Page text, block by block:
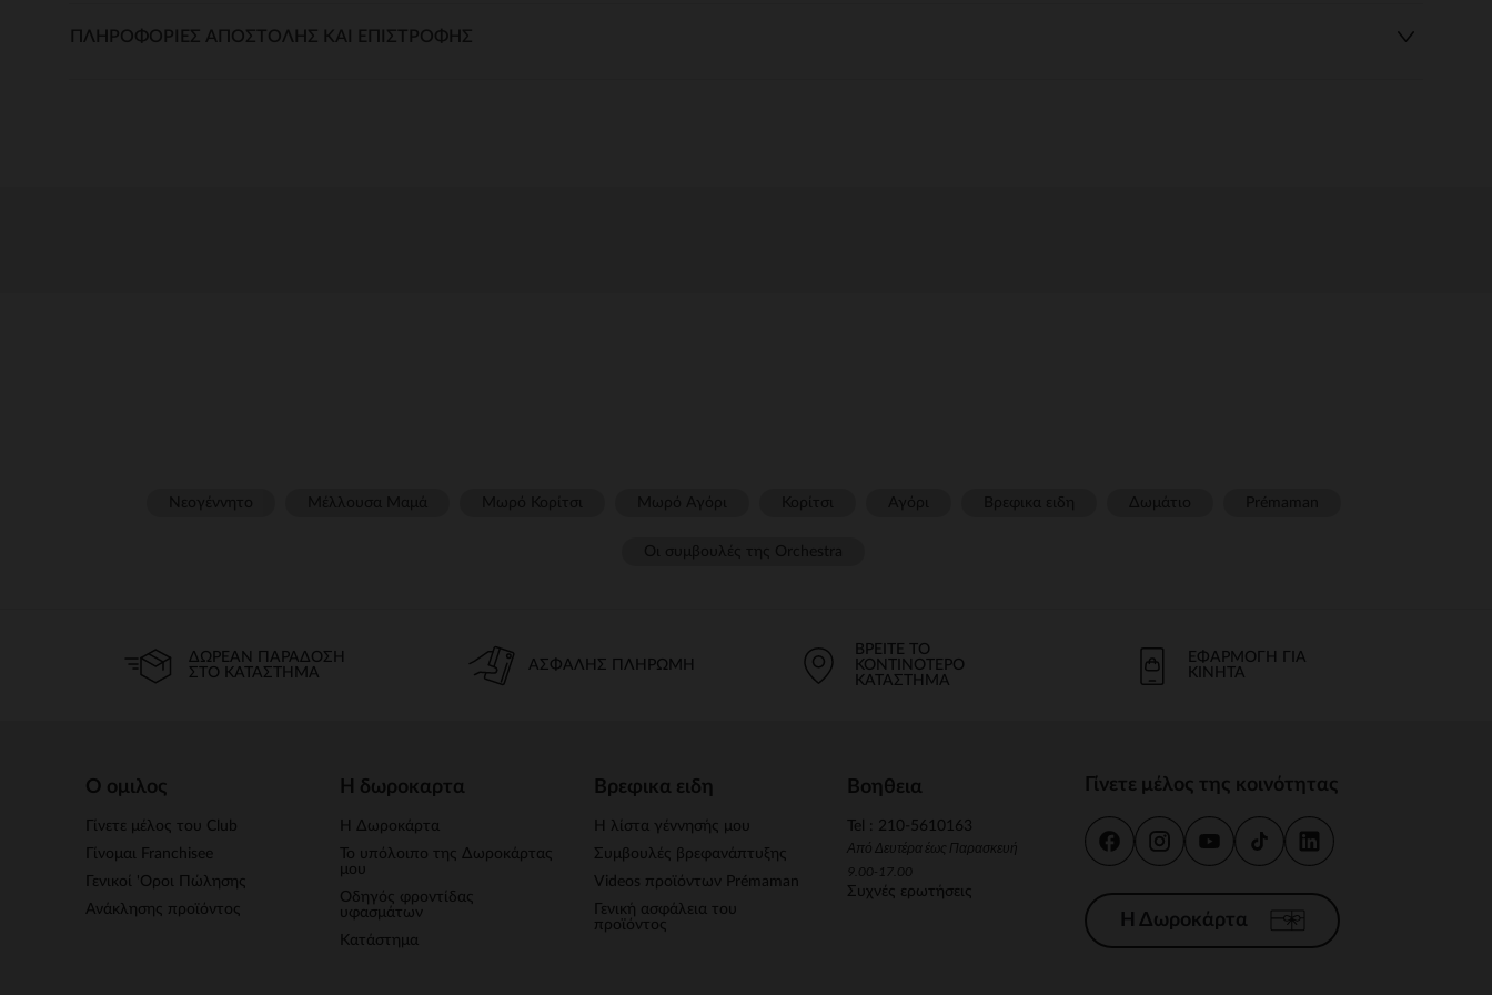
ΠΛΗΡΟΦΟΡΊΕΣ ΑΠΟΣΤΟΛΉΣ ΚΑΙ ΕΠΙΣΤΡΟΦΉΣ
ΔΩΡΕΆΝ ΠΑΡΆΔΟΣΗ
ΣΤΟ ΚΑΤΆΣΤΗΜΑ
ΑΣΦΑΛΉΣ ΠΛΗΡΩΜΉ
ΒΡΕΊΤΕ ΤΟ
ΚΟΝΤΙΝΌΤΕΡΟ
ΚΑΤΆΣΤΗΜΑ
ΕΦΑΡΜΟΓΉ ΓΙΑ
ΚΙΝΗΤΆ
Ο ομιλος
Γίνετε μέλος του Club
Γίνομαι Franchisee
Γενικοί 'Οροι Πώλησης
Ανάκλησης προϊόντος
Η δωροκαρτα
Η Δωροκάρτα
Το υπόλοιπο της Δωροκάρτας
μου
Οδηγός φροντίδας
υφασμάτων
Κατάστημα
Βρεφικα ειδη
Η λίστα γέννησής μου
Συμβουλές βρεφανάπτυξης
Videos προϊόντων Prémaman
Γενική ασφάλεια του
προϊόντος
Βοηθεια
Tel : 210-5610163
Από Δευτέρα έως Παρασκευή
9.00-17.00
Συχνές ερωτήσεις
Γίνετε μέλος της κοινότητας
Η Δωροκάρτα